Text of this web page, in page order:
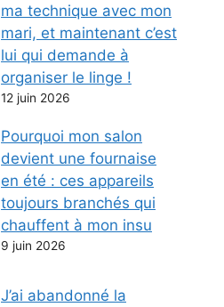
ma technique avec mon
mari, et maintenant c’est
lui qui demande à
organiser le linge !
12 juin 2026
Pourquoi mon salon
devient une fournaise
en été : ces appareils
toujours branchés qui
chauffent à mon insu
9 juin 2026
J’ai abandonné la